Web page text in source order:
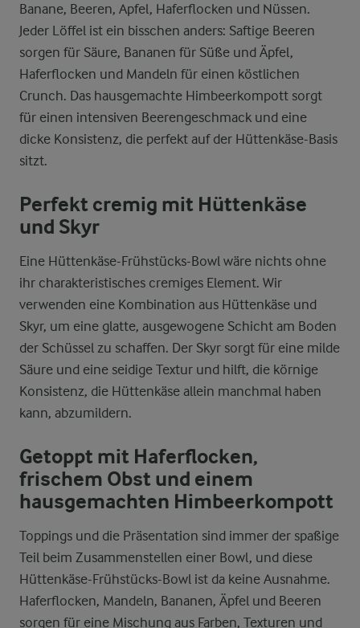
Banane, Beeren, Apfel, Haferflocken und Nüssen.
Jeder Löffel ist ein bisschen anders: Saftige Beeren
sorgen für Säure, Bananen für Süße und Äpfel,
Haferflocken und Mandeln für einen köstlichen
Crunch. Das hausgemachte Himbeerkompott sorgt
für einen intensiven Beerengeschmack und eine
dicke Konsistenz, die perfekt auf der Hüttenkäse-Basis
sitzt.
Perfekt cremig mit Hüttenkäse
und Skyr
Eine Hüttenkäse-Frühstücks-Bowl wäre nichts ohne
ihr charakteristisches cremiges Element. Wir
verwenden eine Kombination aus Hüttenkäse und
Skyr, um eine glatte, ausgewogene Schicht am Boden
der Schüssel zu schaffen. Der Skyr sorgt für eine milde
Säure und eine seidige Textur und hilft, die körnige
Konsistenz, die Hüttenkäse allein manchmal haben
kann, abzumildern.
Getoppt mit Haferflocken,
frischem Obst und einem
hausgemachten Himbeerkompott
Toppings und die Präsentation sind immer der spaßige
Teil beim Zusammenstellen einer Bowl, und diese
Hüttenkäse-Frühstücks-Bowl ist da keine Ausnahme.
Haferflocken, Mandeln, Bananen, Äpfel und Beeren
sorgen für eine Mischung aus Farben, Texturen und